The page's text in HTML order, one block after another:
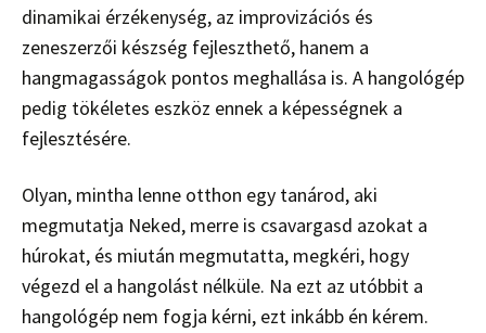
dinamikai érzékenység, az improvizációs és
zeneszerzői készség fejleszthető, hanem a
hangmagasságok pontos meghallása is. A hangológép
pedig tökéletes eszköz ennek a képességnek a
fejlesztésére.
Olyan, mintha lenne otthon egy tanárod, aki
megmutatja Neked, merre is csavargasd azokat a
húrokat, és miután megmutatta, megkéri, hogy
végezd el a hangolást nélküle. Na ezt az utóbbit a
hangológép nem fogja kérni, ezt inkább én kérem.